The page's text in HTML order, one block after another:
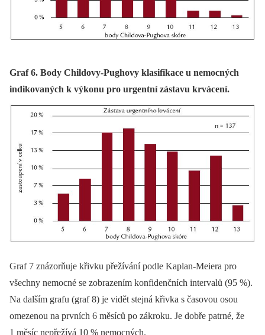
Graf 6. Body Childovy-Pughovy klasifikace u nemocných
indikovaných k výkonu pro urgentní zástavu krvácení.
Graf 7 znázorňuje křivku přežívání podle Kaplan-Meiera pro
všechny nemocné se zobrazením konfidenčních intervalů (95 %).
Na dalším grafu (graf 8) je vidět stejná křivka s časovou osou
omezenou na prvních 6 měsíců po zákroku. Je dobře patrné, že
1 měsíc nepřežívá 10 % nemocných.